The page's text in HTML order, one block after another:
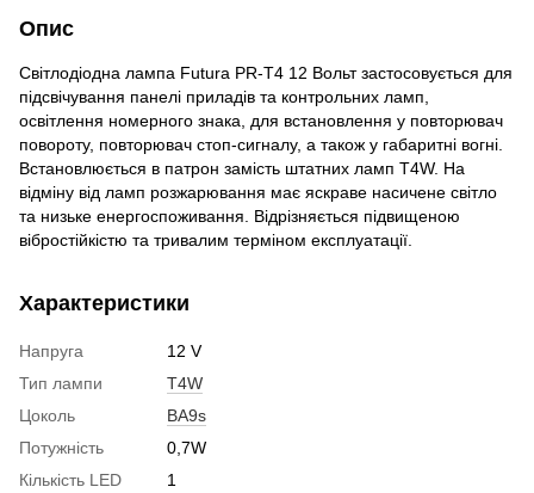
Опис
Світлодіодна лампа Futura PR-Т4 12 Вольт застосовується для
підсвічування панелі приладів та контрольних ламп,
освітлення номерного знака, для встановлення у повторювач
повороту, повторювач стоп-сигналу, а також у габаритні вогні.
Встановлюється в патрон замість штатних ламп T4W. На
відміну від ламп розжарювання має яскраве насичене світло
та низьке енергоспоживання. Відрізняється підвищеною
вібростійкістю та тривалим терміном експлуатації.
Характеристики
Напруга
12 V
Тип лампи
T4W
Цоколь
BA9s
Потужність
0,7W
Кількість LED
1